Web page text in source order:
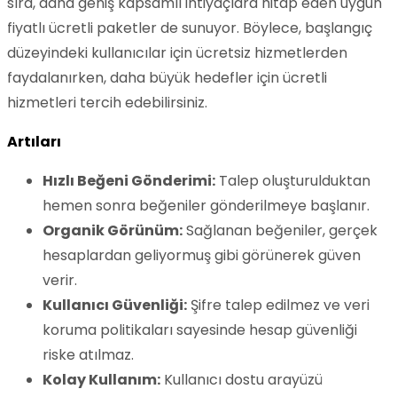
fiyatlı ücretli paketler de sunuyor. Böylece, başlangıç
düzeyindeki kullanıcılar için ücretsiz hizmetlerden
faydalanırken, daha büyük hedefler için ücretli
hizmetleri tercih edebilirsiniz.
Artıları
Hızlı Beğeni Gönderimi: Talep oluşturulduktan
hemen sonra beğeniler gönderilmeye başlanır.
Organik Görünüm:Sağlanan beğeniler, gerçek
hesaplardan geliyormuş gibi görünerek güven
verir.
Kullanıcı Güvenliği: Şifre talep edilmez ve veri
koruma politikaları sayesinde hesap güvenliği
riske atılmaz.
Kolay Kullanım: Kullanıcı dostu arayüzü